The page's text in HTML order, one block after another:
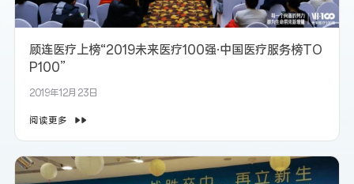
顾连医疗上榜“2019未来医疗100强·中国医疗服务榜TO
P100”
2019年12月23日
阅读更多